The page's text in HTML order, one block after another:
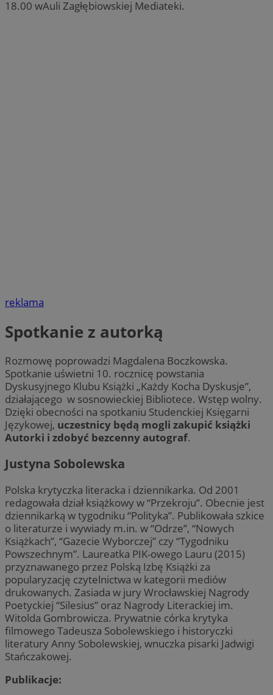
18.00 wAuli Zagłębiowskiej Mediateki.
reklama
Spotkanie z autorką
Rozmowę poprowadzi Magdalena Boczkowska.
Spotkanie uświetni 10. rocznicę powstania
Dyskusyjnego Klubu Książki „Każdy Kocha Dyskusje”,
działającego w sosnowieckiej Bibliotece. Wstęp wolny.
Dzięki obecności na spotkaniu Studenckiej Księgarni
Językowej, uczestnicy będą mogli zakupić książki
Autorki i zdobyć bezcenny autograf.
Justyna Sobolewska
Polska krytyczka literacka i dziennikarka. Od 2001
redagowała dział książkowy w “Przekroju”. Obecnie jest
dziennikarką w tygodniku “Polityka”. Publikowała szkice
o literaturze i wywiady m.in. w “Odrze”, “Nowych
Książkach”, “Gazecie Wyborczej” czy “Tygodniku
Powszechnym”. Laureatka PIK-owego Lauru (2015)
przyznawanego przez Polską Izbę Książki za
popularyzację czytelnictwa w kategorii mediów
drukowanych. Zasiada w jury Wrocławskiej Nagrody
Poetyckiej “Silesius” oraz Nagrody Literackiej im.
Witolda Gombrowicza. Prywatnie córka krytyka
filmowego Tadeusza Sobolewskiego i historyczki
literatury Anny Sobolewskiej, wnuczka pisarki Jadwigi
Stańczakowej.
Publikacje: